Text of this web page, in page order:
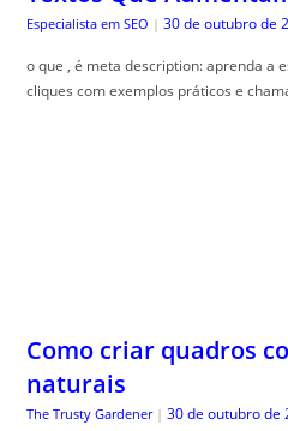
Especialista em SEO | 30 de outubro de
o que , é meta description: aprenda a
cliques com exemplos práticos e
Como criar quadros
naturais
The Trusty Gardener | 30 de outubro de